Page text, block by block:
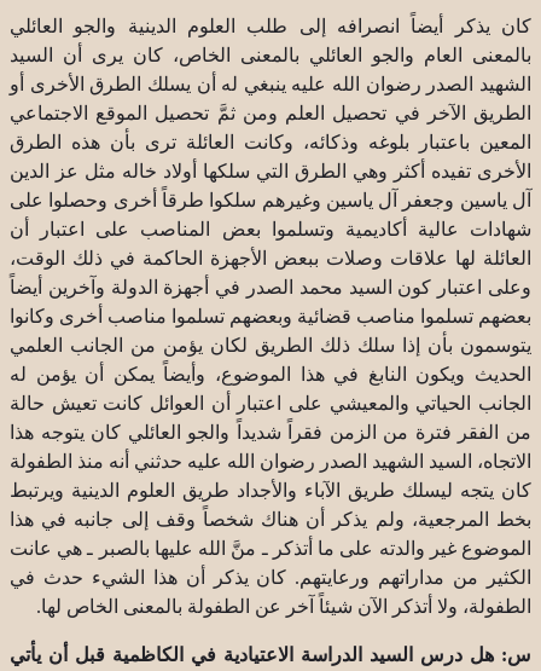
كان يذكر أيضاً انصرافه إلى طلب العلوم الدينية والجو العائلي
بالمعنى العام والجو العائلي بالمعنى الخاص، كان يرى أن السيد
الشهيد الصدر رضوان الله عليه ينبغي له أن يسلك الطرق الأخرى أو
الطريق الآخر في تحصيل العلم ومن ثمَّ تحصيل الموقع الاجتماعي
المعين باعتبار بلوغه وذكائه، وكانت العائلة ترى بأن هذه الطرق
الأخرى تفيده أكثر وهي الطرق التي سلكها أولاد خاله مثل عز الدين
آل ياسين وجعفر آل ياسين وغيرهم سلكوا طرقاً أخرى وحصلوا على
شهادات عالية أكاديمية وتسلموا بعض المناصب على اعتبار أن
العائلة لها علاقات وصلات ببعض الأجهزة الحاكمة في ذلك الوقت،
وعلى اعتبار كون السيد محمد الصدر في أجهزة الدولة وآخرين أيضاً
بعضهم تسلموا مناصب قضائية وبعضهم تسلموا مناصب أخرى وكانوا
يتوسمون بأن إذا سلك ذلك الطريق لكان يؤمن من الجانب العلمي
الحديث ويكون النابغ في هذا الموضوع، وأيضاً يمكن أن يؤمن له
الجانب الحياتي والمعيشي على اعتبار أن العوائل كانت تعيش حالة
من الفقر فترة من الزمن فقراً شديداً والجو العائلي كان يتوجه هذا
الاتجاه، السيد الشهيد الصدر رضوان الله عليه حدثني أنه منذ الطفولة
كان يتجه ليسلك طريق الآباء والأجداد طريق العلوم الدينية ويرتبط
بخط المرجعية، ولم يذكر أن هناك شخصاً وقف إلى جانبه في هذا
الموضوع غير والدته على ما أتذكر ـ منَّ الله عليها بالصبر ـ هي عانت
الكثير من مداراتهم ورعايتهم. كان يذكر أن هذا الشيء حدث في
الطفولة، ولا أتذكر الآن شيئاً آخر عن الطفولة بالمعنى الخاص لها.
س: هل درس السيد الدراسة الاعتيادية في الكاظمية قبل أن يأتي